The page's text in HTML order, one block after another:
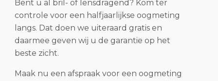
Bent u al bril- of lensdragend? Kom ter
controle voor een halfjaarlijkse oogmeting
langs. Dat doen we uiteraard gratis en
daarmee geven wij u de garantie op het
beste zicht.
Maak nu een afspraak voor een oogmeting